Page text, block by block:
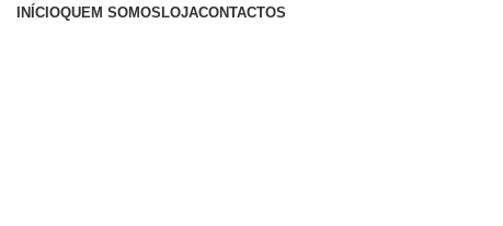
INÍCIOQUEM SOMOS LOJACONTACTOS